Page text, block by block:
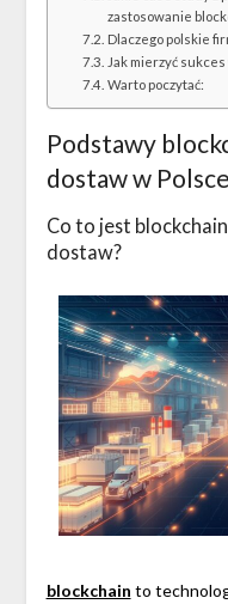
zastosowanie
Dlaczego polskie
Jak mierzyć
Warto poczytać:
Podstawy
dostaw w Polsce
Co to jest
dostaw?
blockchain to